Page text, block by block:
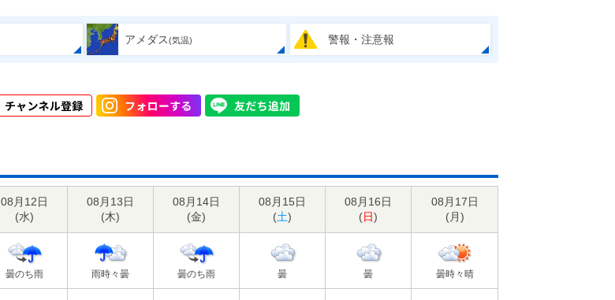
アメダス(気温) 警報・注意報
08月12日
(水)
08月13日
(木)
08月14日
(金)
08月15日
(土)
08月16日
(日)
08月17日
(月)
曇のち雨 雨時々曇 曇のち雨 曇 曇 曇時々晴